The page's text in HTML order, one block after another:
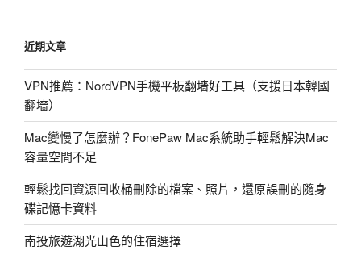
普
斯
訴
你
游
泳
的
好
處〉
近期文章
VPN推薦：NordVPN手機平板翻墻好工具（支援日本韓國
翻墻）
Mac變慢了怎麼辦？FonePaw Mac系統助手輕鬆解決Mac
容量空間不足
輕鬆找回資源回收桶刪除的檔案、照片，還原誤刪的隨身
碟記憶卡資料
南投旅遊湖光山色的住宿選擇